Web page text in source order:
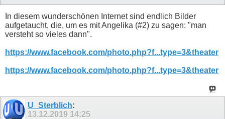
In diesem wunderschönen Internet sind endlich Bilder
aufgetaucht, die, um es mit Angelika (#2) zu sagen: "man
versteht so vieles dann".
https://www.facebook.com/photo.php?f...type=3&theater
https://www.facebook.com/photo.php?f...type=3&theater
U_Sterblich:
13.12.2019 14:25